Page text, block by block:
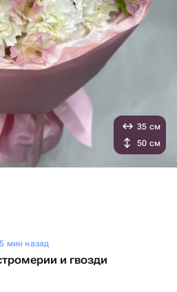
мин назад
и гвозди
35 см
50 см